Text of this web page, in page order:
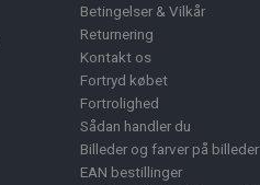
Betingelser & Vilkår
Returnering
Kontakt os
Fortryd købet
Fortrolighed
Sådan handler du
Billeder og farver på billeder
EAN bestillinger